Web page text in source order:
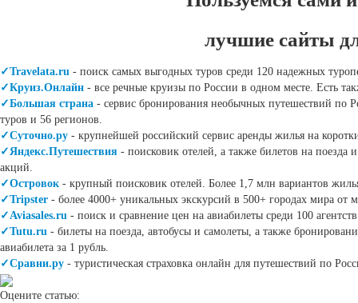
лучшие сайты
✓Travelata.ru - поиск самых выгодных туров среди 120 надежных
✓Круиз.Онлайн - все речные круизы по России в одном месте. Есть
✓Большая страна - сервис бронирования необычных путешествий по
туров и 56 регионов.
✓Суточно.ру - крупнейшей российский сервис аренды жилья на
✓Яндекс.Путешествия - поисковик отелей, а также билетов на
акций.
✓Островок - крупный поисковик отелей. Более 1,7 млн вариантов
✓Tripster - более 4000+ уникальных экскурсий в 500+ городах мира от
✓Aviasales.ru - поиск и сравнение цен на авиабилеты среди 100
✓Tutu.ru - билеты на поезда, автобусы и самолеты, а также
авиабилета за 1 рубль.
✓Сравни.ру - туристическая страховка онлайн для путешествий по
Оцените статью: